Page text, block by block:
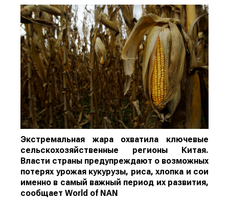
Экстремальная жара охватила ключевые
сельскохозяйственные регионы Китая.
Власти страны предупреждают о возможных
потерях урожая кукурузы, риса, хлопка и сои
именно в самый важный период их развития,
сообщает World of NAN